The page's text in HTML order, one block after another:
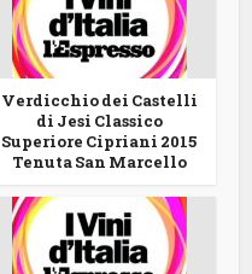
Verdicchio dei Castelli
di Jesi Classico
Superiore Cipriani 2015
Tenuta San Marcello